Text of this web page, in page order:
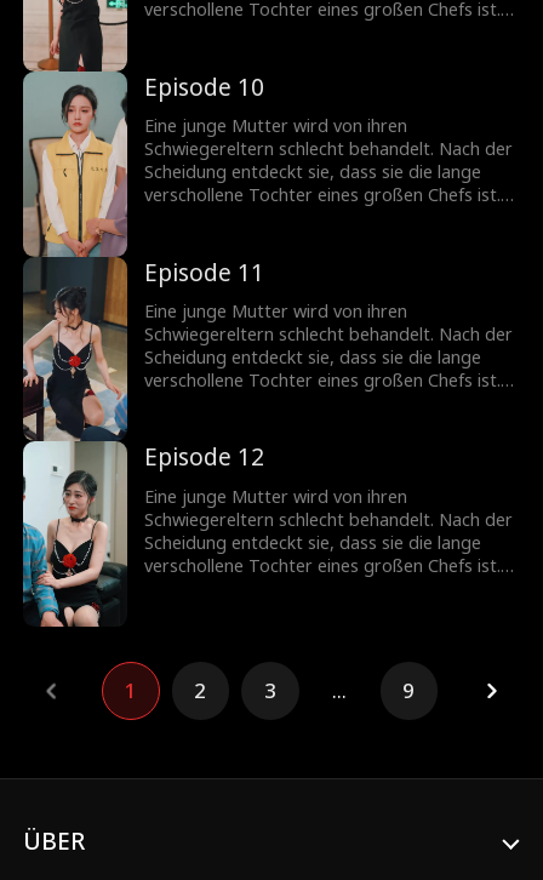
verschollene Tochter eines großen Chefs ist.
Episode 10
Eine junge Mutter wird von ihren
Schwiegereltern schlecht behandelt. Nach der
Scheidung entdeckt sie, dass sie die lange
verschollene Tochter eines großen Chefs ist.
Episode 11
Eine junge Mutter wird von ihren
Schwiegereltern schlecht behandelt. Nach der
Scheidung entdeckt sie, dass sie die lange
verschollene Tochter eines großen Chefs ist.
Episode 12
Eine junge Mutter wird von ihren
Schwiegereltern schlecht behandelt. Nach der
Scheidung entdeckt sie, dass sie die lange
verschollene Tochter eines großen Chefs ist.
1 2 3 ... 9
ÜBER